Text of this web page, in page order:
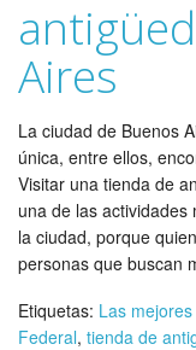
Aires
La ciudad de Buenos
única, entre ellos,
Visitar una tienda de
una de las
la ciudad, porque
personas que buscan
Etiquetas: Las
Federal, tienda de